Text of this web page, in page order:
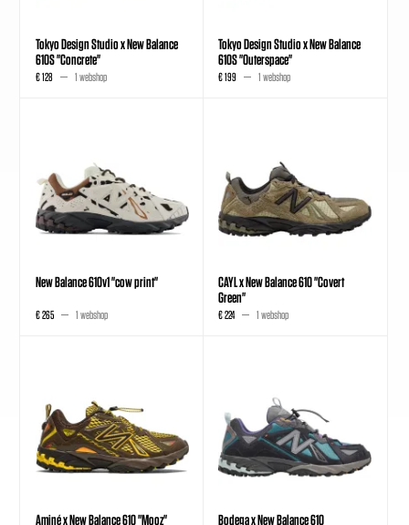
Tokyo Design Studio x New Balance
610S "Concrete"
€ 128 1 webshop
Tokyo Design Studio x New Balance
610S "Outerspace"
€ 199 1 webshop
New Balance 610v1 "cow print"
€ 265 1 webshop
CAYL x New Balance 610 "Covert
Green"
€ 224 1 webshop
Aminé x New Balance 610 "Mooz"
Bodega x New Balance 610